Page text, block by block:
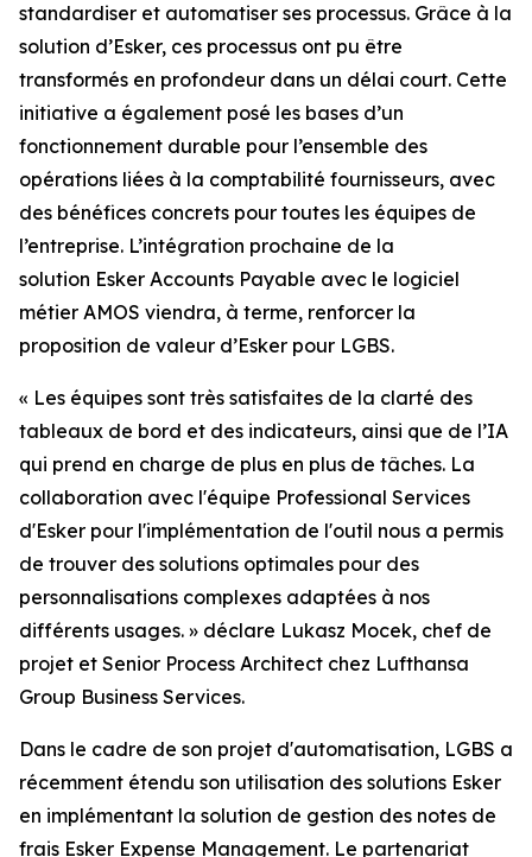
standardiser et automatiser ses processus. Grâce à la
solution d’Esker, ces processus ont pu être
transformés en profondeur dans un délai court. Cette
initiative a également posé les bases d’un
fonctionnement durable pour l’ensemble des
opérations liées à la comptabilité fournisseurs, avec
des bénéfices concrets pour toutes les équipes de
l’entreprise. L’intégration prochaine de la
solution Esker Accounts Payable avec le logiciel
métier AMOS viendra, à terme, renforcer la
proposition de valeur d’Esker pour LGBS.
« Les équipes sont très satisfaites de la clarté des
tableaux de bord et des indicateurs, ainsi que de l’IA
qui prend en charge de plus en plus de tâches. La
collaboration avec l'équipe Professional Services
d'Esker pour l'implémentation de l'outil nous a permis
de trouver des solutions optimales pour des
personnalisations complexes adaptées à nos
différents usages. » déclare Lukasz Mocek, chef de
projet et Senior Process Architect chez Lufthansa
Group Business Services.
Dans le cadre de son projet d'automatisation, LGBS a
récemment étendu son utilisation des solutions Esker
en implémentant la solution de gestion des notes de
frais Esker Expense Management. Le partenariat